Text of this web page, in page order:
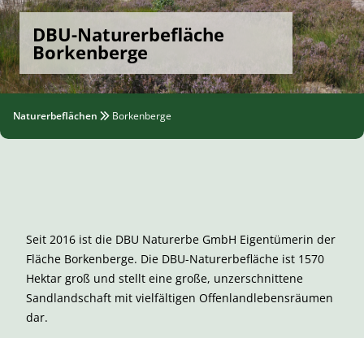
DBU-Naturerbefläche
Borkenberge
Naturerbeflächen Borkenberge
Seit 2016 ist die DBU Naturerbe GmbH Eigentümerin der
Fläche Borkenberge. Die DBU-Naturerbefläche ist 1570
Hektar groß und stellt eine große, unzerschnittene
Sandlandschaft mit vielfältigen Offenlandlebensräumen
dar.